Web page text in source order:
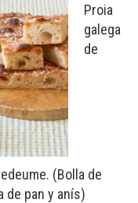
Proia
galega
de
(Bolla de
de pan y anís)